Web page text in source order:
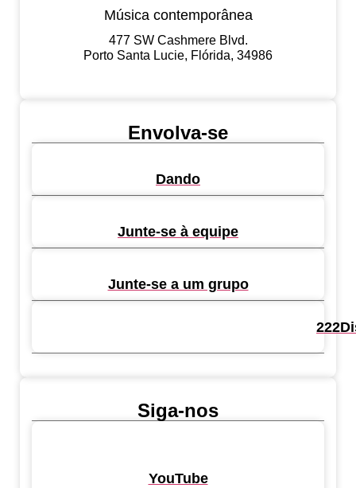
Música contemporânea
477 SW Cashmere Blvd.
Porto Santa Lucie, Flórida, 34986
Envolva-se
Dando
Junte-se à equipe
Junte-se a um grupo
Siga-nos
YouTube